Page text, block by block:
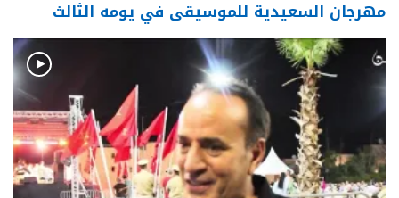
مهرجان السعيدية للموسيقى في يومه الثالث